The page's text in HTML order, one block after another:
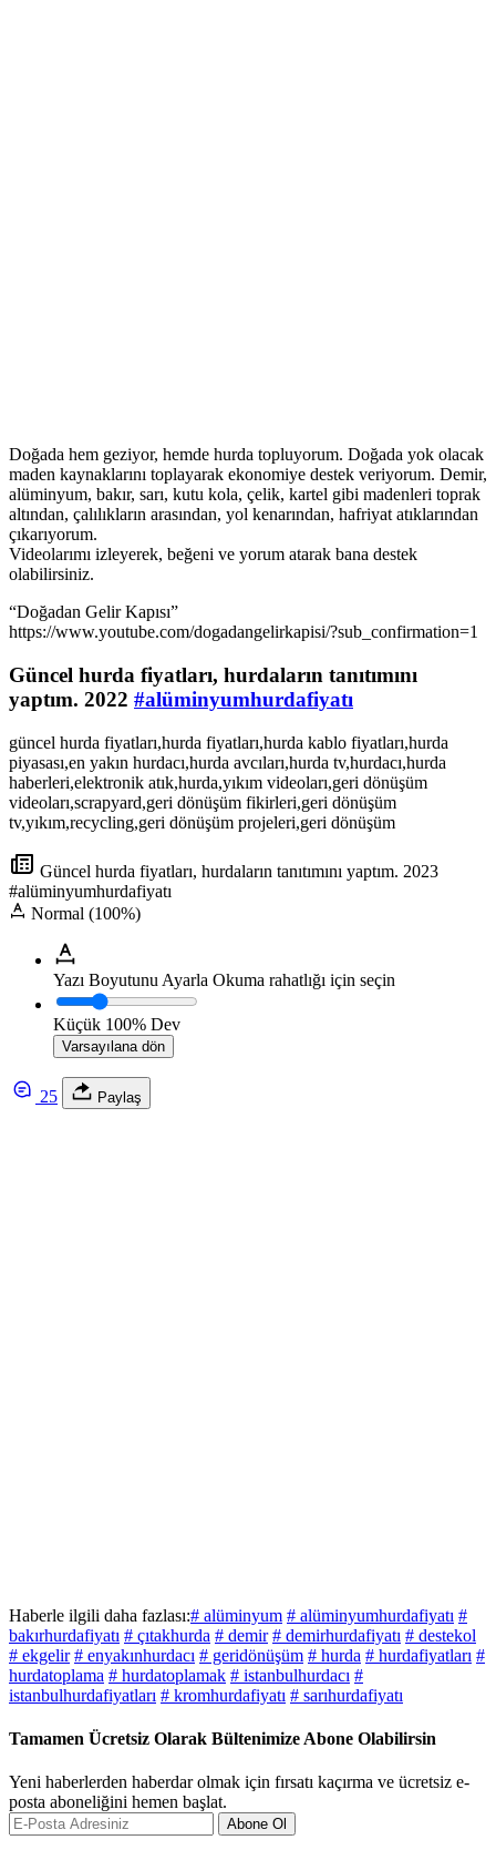
Doğada hem geziyor, hemde hurda topluyorum. Doğada yok olacak
maden kaynaklarını toplayarak ekonomiye destek veriyorum. Demir,
alüminyum, bakır, sarı, kutu kola, çelik, kartel gibi madenleri toprak
altından, çalılıkların arasından, yol kenarından, hafriyat atıklarından
çıkarıyorum.
Videolarımı izleyerek, beğeni ve yorum atarak bana destek
olabilirsiniz.
“Doğadan Gelir Kapısı”
https://www.youtube.com/dogadangelirkapisi/?sub_confirmation=1
Güncel hurda fiyatları, hurdaların tanıtımını
yaptım. 2022 #alüminyumhurdafiyatı
güncel hurda fiyatları,hurda fiyatları,hurda kablo fiyatları,hurda
piyasası,en yakın hurdacı,hurda avcıları,hurda tv,hurdacı,hurda
haberleri,elektronik atık,hurda,yıkım videoları,geri dönüşüm
videoları,scrapyard,geri dönüşüm fikirleri,geri dönüşüm
tv,yıkım,recycling,geri dönüşüm projeleri,geri dönüşüm
Güncel hurda fiyatları, hurdaların tanıtımını yaptım. 2023
#alüminyumhurdafiyatı
Normal (100%)
Yazı Boyutunu Ayarla Okuma rahatlığı için seçin
Küçük 100% Dev
Varsayılana dön
25 Paylaş
Haberle ilgili daha fazlası:# alüminyum # alüminyumhurdafiyatı #
bakırhurdafiyatı # çıtakhurda # demir # demirhurdafiyatı # destekol
# ekgelir # enyakınhurdacı # geridönüşüm # hurda # hurdafiyatları #
hurdatoplama # hurdatoplamak # istanbulhurdacı #
istanbulhurdafiyatları # kromhurdafiyatı # sarıhurdafiyatı
Tamamen Ücretsiz Olarak Bültenimize Abone Olabilirsin
Yeni haberlerden haberdar olmak için fırsatı kaçırma ve ücretsiz e-
posta aboneliğini hemen başlat.
Abone Ol